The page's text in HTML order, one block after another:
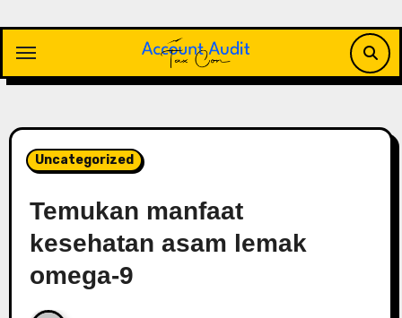
content
Uncategorized
Temukan manfaat
kesehatan asam lemak
omega-9